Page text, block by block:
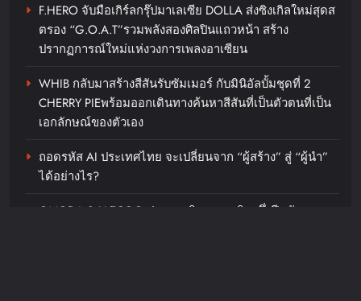
‘RAKSAPHAN’ เปิดฉากคอลเลกชัน
ระดับมาสเตอร์พีซคอลเลกชัน
แรก รังสรรค์ “ผ้าลายน้ำไหล” สู่ชิ้น
งานศิลปะสะสมสุดลิมิเต็ด ถ่ายทอด
ภูมิปัญญาท้องถิ่นสู่สุนทรียภาพระดับ
สากล
F.HERO จับมือเกิร์ลกรุ๊ปมาเลเซีย DOLLA ส่งซิงเกิลใหม่สุดส
ตรอง “G.O.A.T”รวมพลังสองศิลปินแถวหน้า สร้าง
ปรากฏการณ์ใหม่แห่งวงการเพลงอาเซียน
WHIB กลับมาสร้างสีสันรับซัมเมอร์ กับมินิอัลบั้มชุดที่ 2
CHERRY PIEพร้อมออกเดินทางค้นหาสีสันที่เป็นตัวตนที่เป็น
เอกลักษณ์ของตัวเอง
ถอดรหัส AI ประเทศไทย จะเปลี่ยนจาก “ผู้สร้าง” สู่ “ผู้นำ”
ได้อย่างไร?
OMODA & JAECOO ประกาศทิศทางธุรกิจครึ่งปีหลังชู